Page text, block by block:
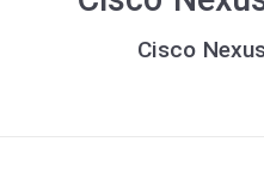
Cisco